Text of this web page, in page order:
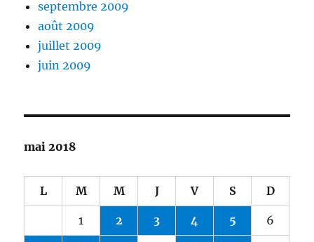
septembre 2009
août 2009
juillet 2009
juin 2009
mai 2018
L M M J V S D
1 2 3 4 5 6